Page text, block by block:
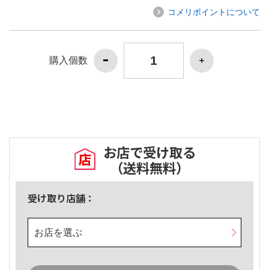
コメリポイントについて
購入個数
お店で受け取る
（送料無料）
受け取り店舗：
お店を選ぶ